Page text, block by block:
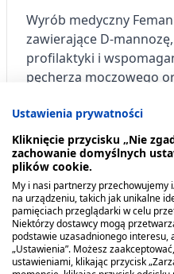
Wyrób medyczny
zawierające D-
profilaktyki i
pęcherza moczowego
Kiedy
Produkt wskazany do
dzieci powyżej 14 roku
pęcherza moczowego
dróg moczowych.
Ustawienia prywatności
Kliknięcie przycisku „Nie
zachowanie domyślnych
plików cookie.
My i nasi partnerzy
na urządzeniu, takich jak unikalne
pamięciach przeglądarki w celu
Niektórzy dostawcy mogą
podstawie uzasadnionego interesu,
„Ustawienia”. Możesz
ustawieniami, klikając przycisk